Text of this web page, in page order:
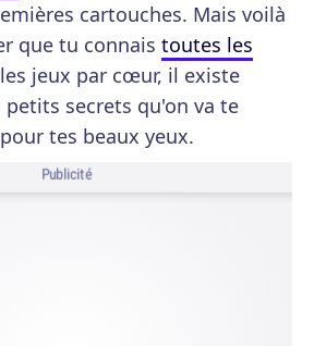
cartouches. Mais voilà
que tu connais toutes les
jeux par cœur, il existe
petits secrets qu'on va te
tes beaux yeux.
Publicité